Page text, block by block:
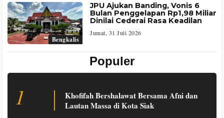
Bengkalis
JPU Ajukan Banding, Vonis 6
Bulan Penggelapan Rp1,98 Miliar
Dinilai Cederai Rasa Keadilan
Jumat, 31 Juli 2026
Populer
1
Khofifah Bershalawat Bersama Afni dan
Lautan Massa di Kota Siak